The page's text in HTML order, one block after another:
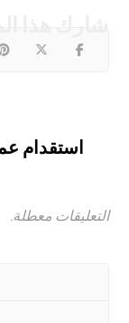
استقدام
التعليقات معطلة.